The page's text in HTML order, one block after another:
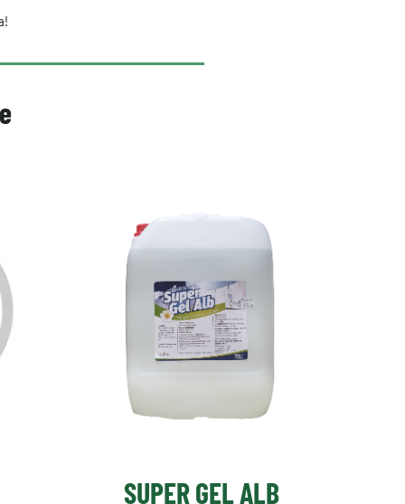
SUPER GEL ALB